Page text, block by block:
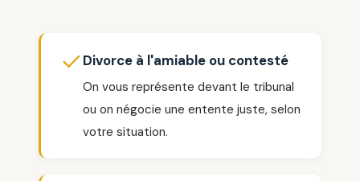
Divorce à l'amiable ou contesté
On vous représente devant le tribunal
ou on négocie une entente juste, selon
votre situation.